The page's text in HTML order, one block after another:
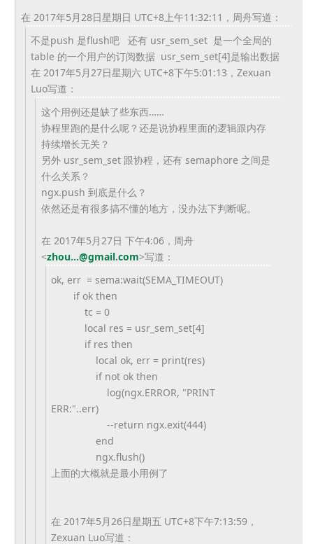
在 2017年5月28日星期日 UTC+8上午11:32:11，周舟写道：
不是push 是flush吧 还有 usr_sem_set 是一个全局的
table 的一个用户的订阅数据 usr_sem_set[4]是输出数据
在 2017年5月27日星期六 UTC+8下午5:01:13，Zexuan
Luo写道：
这个用例还是缺了些东西……
协程里跑的是什么呢？还是说协程里面的逻辑跟内存
持续增长无关？
另外 usr_sem_set 跟协程，还有 semaphore 之间是
什么关系？
ngx.push 到底是什么？
依然还是有很多搞不懂的地方，没办法下判断呢。
在 2017年5月27日 下午4:06，周舟
<zhou...@gmail.com>写道：
ok, err = sema:wait(SEMA_TIMEOUT)
if ok then
tc = 0
local res = usr_sem_set[4]
if res then
local ok, err = print(res)
if not ok then
log(ngx.ERROR, "PRINT
ERR:"..err)
--return ngx.exit(444)
end
ngx.flush()
上面的大概就是最小用例了
在 2017年5月26日星期五 UTC+8下午7:13:59，
Zexuan Luo写道：